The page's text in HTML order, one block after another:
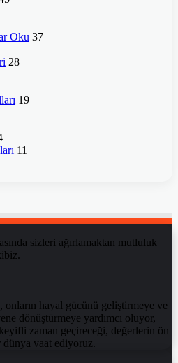
Oku 37
28
19
11
sizleri ağırlamaktan mutluluk
onların hayal gücünü geliştirmeye ve
dönüştürmeye yardımcı oluyor,
zaman geçireceği, değerlerin ön
dünya vaat ediyoruz.